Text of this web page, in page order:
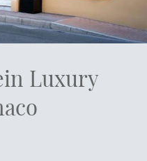
Luxury